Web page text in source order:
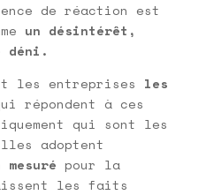
de réaction est
un désintérêt,
déni.
les entreprises les
répondent à ces
qui sont les
adoptent
mesuré pour la
les faits